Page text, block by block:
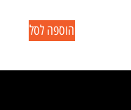
הוספה לסל